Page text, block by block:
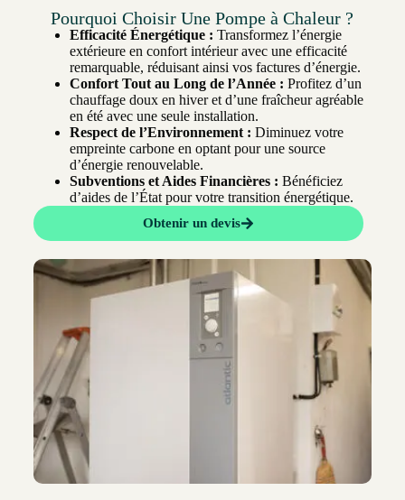
Pourquoi Choisir Une Pompe à Chaleur ?
Efficacité Énergétique : Transformez l’énergie
extérieure en confort intérieur avec une efficacité
remarquable, réduisant ainsi vos factures d’énergie.
Confort Tout au Long de l’Année : Profitez d’un
chauffage doux en hiver et d’une fraîcheur agréable
en été avec une seule installation.
Respect de l’Environnement : Diminuez votre
empreinte carbone en optant pour une source
d’énergie renouvelable.
Subventions et Aides Financières : Bénéficiez
d’aides de l’État pour votre transition énergétique.
Obtenir un devis